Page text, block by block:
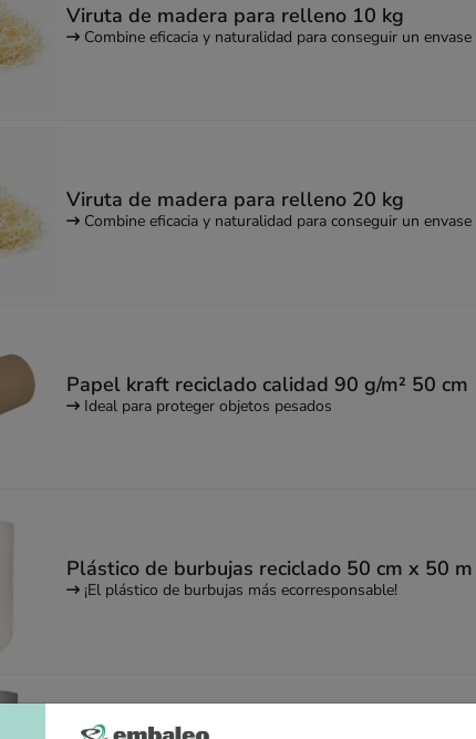
Viruta de madera para relleno 10 kg
Combine eficacia y naturalidad para conseguir un envase
Viruta de madera para relleno 20 kg
Combine eficacia y naturalidad para conseguir un envase
Papel kraft reciclado calidad 90 g/m² 50 cm
Ideal para proteger objetos pesados
Plástico de burbujas reciclado 50 cm x 50 m
¡El plástico de burbujas más ecorresponsable!